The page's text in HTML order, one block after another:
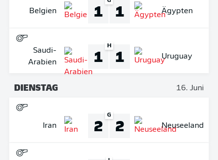
Belgien 1 1 Ägypten
Saudi-
Arabien
H
1 1 Uruguay
DIENSTAG 16. Juni
Iran
G
2 2 Neuseeland